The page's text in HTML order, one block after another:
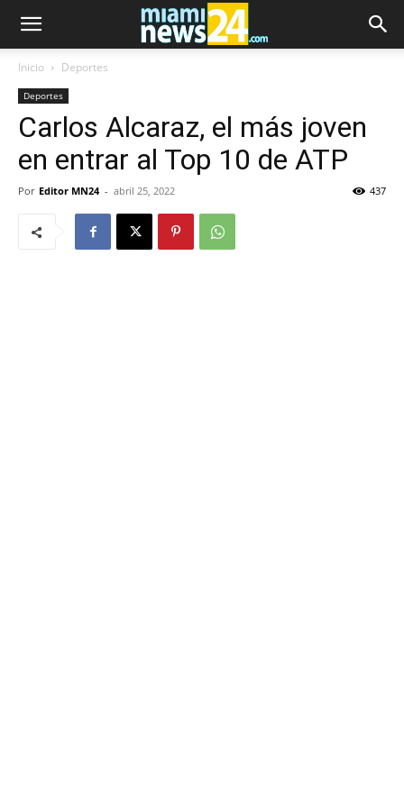
Inicio Deportes
Deportes
Carlos Alcaraz, el más joven
en entrar al Top 10 de ATP
Por Editor MN24 - abril 25, 2022 437